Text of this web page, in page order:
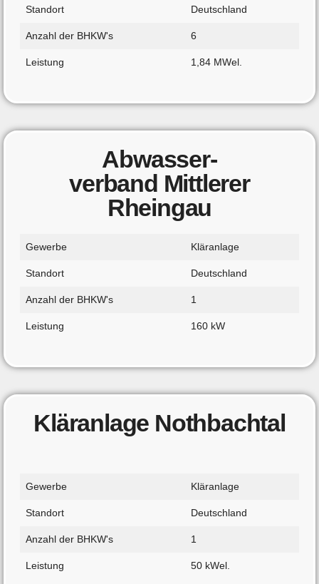
Standort Deutschland
Anzahl der BHKW's 6
Leistung 1,84 MWel.
Abwasser-
verband Mittlerer
Rheingau
Gewerbe Kläranlage
Standort Deutschland
Anzahl der BHKW's 1
Leistung 160 kW
Kläranlage Nothbachtal
Gewerbe Kläranlage
Standort Deutschland
Anzahl der BHKW's 1
Leistung 50 kWel.